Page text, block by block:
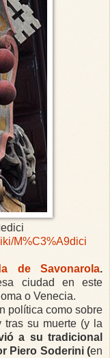
M%C3%A9dici
de Savonarola.
ciudad en este
o Venecia.
política como sobre
tras su muerte (y la
a su tradicional
Piero Soderini (en